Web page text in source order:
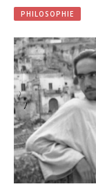
PHILOSOPHIE